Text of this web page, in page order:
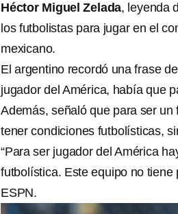
Héctor Miguel Zelada, leyenda
los futbolistas para jugar en el
mexicano.
El argentino recordó una frase
jugador del América, había que
Además, señaló que para ser un
tener condiciones futbolísticas,
“Para ser jugador del América
futbolística. Este equipo no tiene
ESPN.